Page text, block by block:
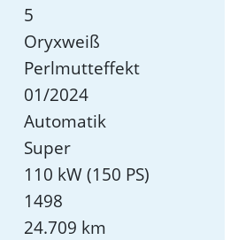
5
Oryxweiß
Perlmutteffekt
01/2024
Automatik
Super
110 kW (150 PS)
1498
24.709 km